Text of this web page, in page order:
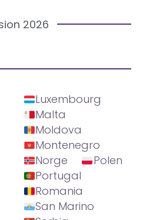
2026
Luxembourg
Malta
Moldova
Montenegro
Norge
Polen
Portugal
Romania
San Marino